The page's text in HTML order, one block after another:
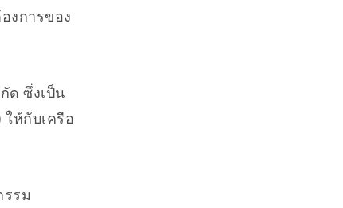
งการของ
ด ซึ่งเป็น
ให้กับเครือ
รม